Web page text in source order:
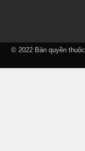
© 2022 Bản quyền thuộc